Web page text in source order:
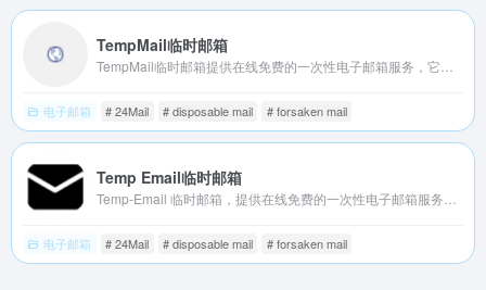
TempMail临时邮箱
电子邮箱 # 24Mail # disposable mail # forsaken mail
Temp Email临时邮箱
电子邮箱 # 24Mail # disposable mail # forsaken mail